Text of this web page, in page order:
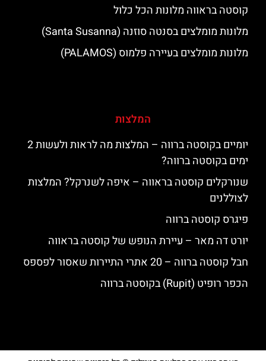
קוסטה בראווה מלונות הכל כלול
מלונות מומלצים בסנטה סוזנה (Santa Susanna)
מלונות מומלצים בעיירה פלמוס (PALAMOS)
המלצות
יומיים בקוסטה ברווה – המלצות מה לראות ולעשות 2
ימים בקוסטה ברווה?
שנורקלים קוסטה בראווה – איפה לשנרקל? המלצות
לצוללנים
פיגרס קוסטה ברווה
יורט דה מאר – עיירת הנופש של קוסטה בראווה
חבל קוסטה ברווה – 20 אתרי התיירות שאסור לפספס
הכפר רופיט (Rupit) בקוסטה ברווה